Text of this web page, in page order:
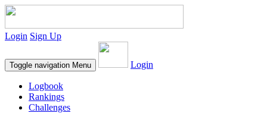
Login Sign Up
Toggle navigation Menu Login
Logbook
Rankings
Challenges